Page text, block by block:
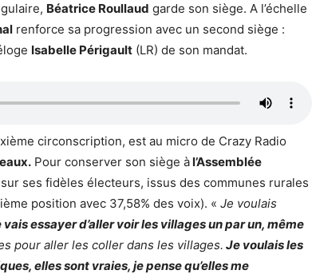
Béatrice Roullaud garde son siège. A l’échelle
renforce sa progression avec un second siège :
Isabelle Périgault (LR) de son mandat.
circonscription, est au micro de Crazy Radio
Pour conserver son siège àl’Assemblée
ses fidèles électeurs, issus des communes rurales
position avec 37,58% des voix). « Je voulais
vais essayer d’aller voir les villages un par un, même
pour aller les coller dans les villages. Je voulais les
elles sont vraies, je pense qu’elles me